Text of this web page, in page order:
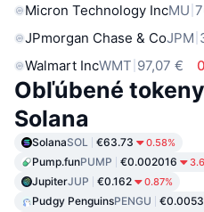
Micron Technology IncMU
JPmorgan Chase & CoJPM
Walmart IncWMT 97,07 €
Obľúbené
Solana
SolanaSOL €63.73 0.58%
Pump.funPUMP €0.002016
JupiterJUP €0.162 0.87%
Pudgy PenguinsPENGU